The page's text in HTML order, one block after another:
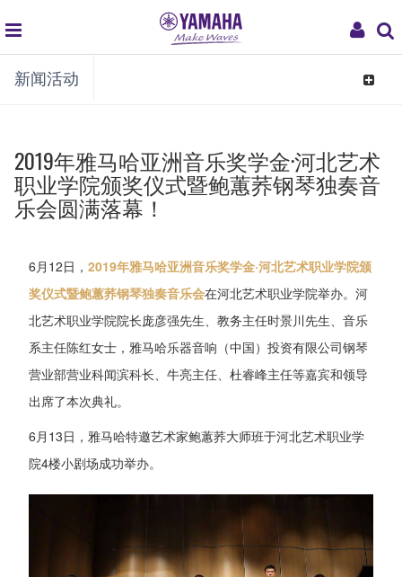
My
global
navigation
新闻活动
Toggle
2019年雅马哈亚洲音乐奖学金·河北艺术
职业学院颁奖仪式暨鲍蕙荞钢琴独奏音
乐会圆满落幕！
6月12日， 2019年雅马哈亚洲音乐奖学金·河北艺术职业学院颁
奖仪式暨鲍蕙荞钢琴独奏音乐会在河北艺术职业学院举办。河
北艺术职业学院院长庞彦强先生、教务主任时景川先生、音乐
系主任陈红女士，雅马哈乐器音响（中国）投资有限公司钢琴
营业部营业科闻滨科长、牛亮主任、杜睿峰主任等嘉宾和领导
出席了本次典礼。
6月13日，雅马哈特邀艺术家鲍蕙荞大师班于河北艺术职业学
院4楼小剧场成功举办。